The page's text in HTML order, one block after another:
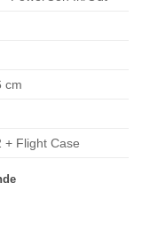
cm
+ Flight Case
– 20R / 480W CTO